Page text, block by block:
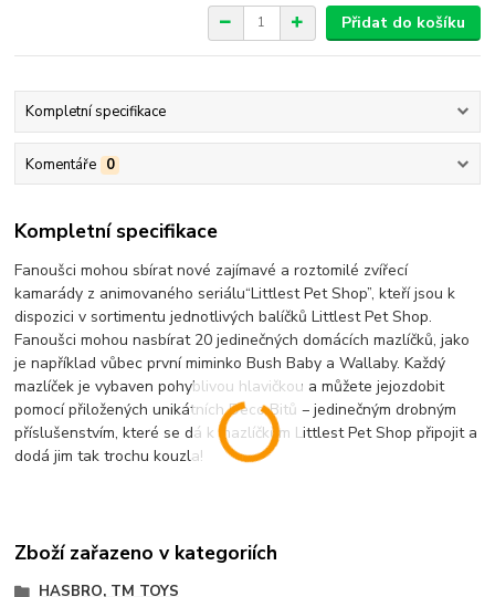
Přidat do košíku
Kompletní specifikace
Komentáře 0
Kompletní specifikace
Fanoušci mohou sbírat nové zajímavé a roztomilé zvířecí
kamarády z animovaného seriálu“Littlest Pet Shop”, kteří jsou k
dispozici v sortimentu jednotlivých balíčků Littlest Pet Shop.
Fanoušci mohou nasbírat 20 jedinečných domácích mazlíčků, jako
je například vůbec první miminko Bush Baby a Wallaby. Každý
mazlíček je vybaven pohyblivou hlavičkou a můžete jejozdobit
pomocí přiložených unikátních Deco Bitů – jedinečným drobným
příslušenstvím, které se dá k mazlíčkům Littlest Pet Shop připojit a
dodá jim tak trochu kouzla!
Zboží zařazeno v kategoriích
HASBRO, TM TOYS